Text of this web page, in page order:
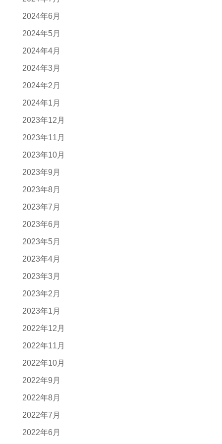
2024年6月
2024年5月
2024年4月
2024年3月
2024年2月
2024年1月
2023年12月
2023年11月
2023年10月
2023年9月
2023年8月
2023年7月
2023年6月
2023年5月
2023年4月
2023年3月
2023年2月
2023年1月
2022年12月
2022年11月
2022年10月
2022年9月
2022年8月
2022年7月
2022年6月